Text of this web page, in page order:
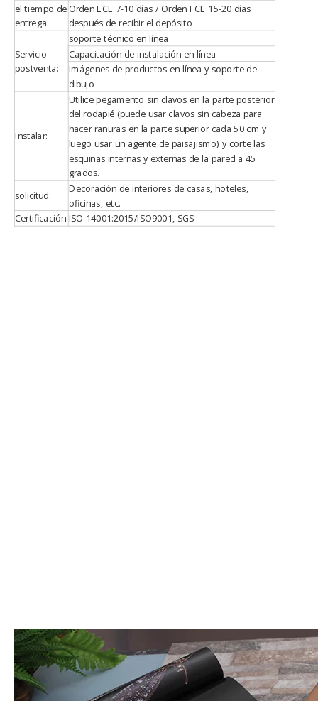
el tiempo de
entrega:
Orden LCL 7-10 días / Orden FCL 15-20 días
después de recibir el depósito
Servicio
postventa:
soporte técnico en línea
Capacitación de instalación en línea
Imágenes de productos en línea y soporte de
dibujo
Instalar:
Utilice pegamento sin clavos en la parte posterior
del rodapié (puede usar clavos sin cabeza para
hacer ranuras en la parte superior cada 50 cm y
luego usar un agente de paisajismo) y corte las
esquinas internas y externas de la pared a 45
grados.
solicitud:
Decoración de interiores de casas, hoteles,
oficinas, etc.
Certificación:ISO 14001:2015/ISO9001, SGS